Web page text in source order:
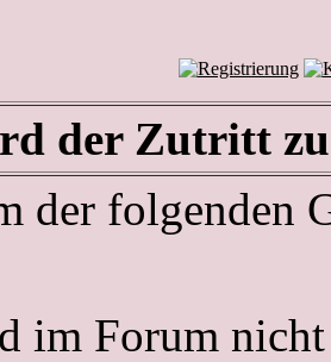
der Zutritt zu
der folgenden
im Forum